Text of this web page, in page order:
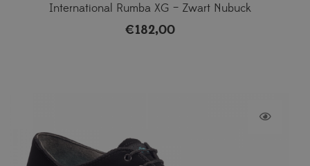
International Rumba XG – Zwart Nubuck
€182,00